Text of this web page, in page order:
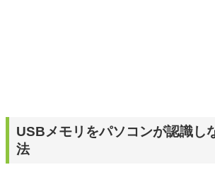
USBメモリをパソコンが認識し
法